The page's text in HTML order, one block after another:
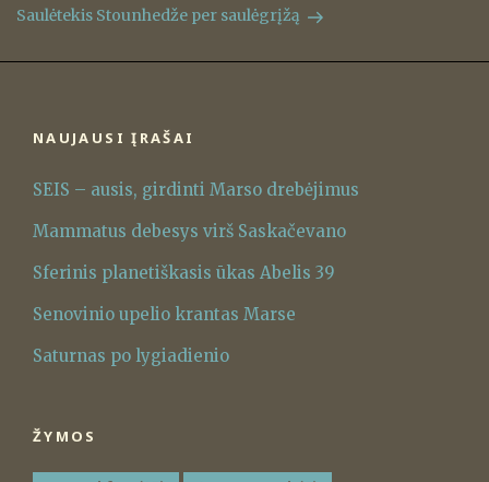
įrašas
Saulėtekis Stounhedže per saulėgrįžą
NAUJAUSI ĮRAŠAI
SEIS – ausis, girdinti Marso drebėjimus
Mammatus debesys virš Saskačevano
Sferinis planetiškasis ūkas Abelis 39
Senovinio upelio krantas Marse
Saturnas po lygiadienio
ŽYMOS